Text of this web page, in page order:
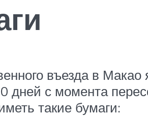
въезда в Макао
дней с момента
такие бумаги: